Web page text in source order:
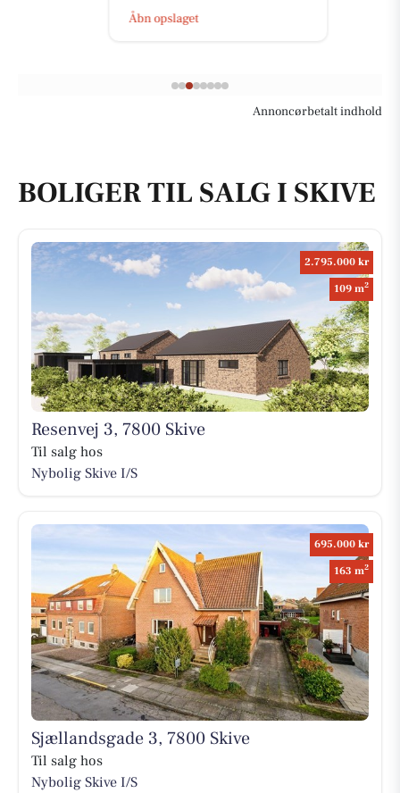
Åbn opslaget
Annoncørbetalt indhold
BOLIGER TIL SALG I SKIVE
2.795.000 kr
109 m2
Resenvej 3, 7800 Skive
Til salg hos
Nybolig Skive I/S
695.000 kr
163 m2
Sjællandsgade 3, 7800 Skive
Til salg hos
Nybolig Skive I/S